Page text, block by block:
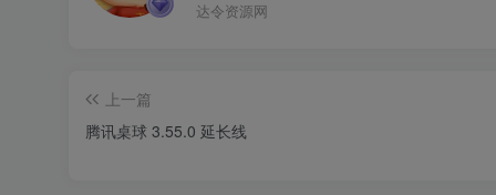
达令资源网
上一篇
腾讯桌球 3.55.0 延长线